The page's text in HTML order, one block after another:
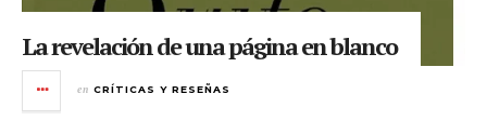
La revelación de una página en blanco
en CRÍTICAS Y RESEÑAS